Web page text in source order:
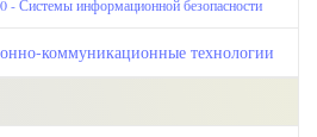
- Системы информационной безопасности
коммуникационные технологии